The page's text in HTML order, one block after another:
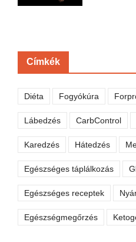
Címkék
Diéta Fogyókúra
Lábedzés CarbControl
Karedzés Hátedzés
Egészséges táplálkozás
Egészséges receptek
Egészségmegőrzés